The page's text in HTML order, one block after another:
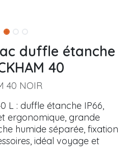
duffle étanche
40
40 NOIR
L : duffle étanche IP66,
ergonomique, grande
humide séparée, fixation
idéal voyage et